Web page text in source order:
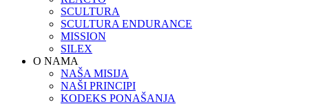
SCULTURA
SCULTURA ENDURANCE
MISSION
SILEX
O NAMA
NAŠA MISIJA
NAŠI PRINCIPI
KODEKS PONAŠANJA